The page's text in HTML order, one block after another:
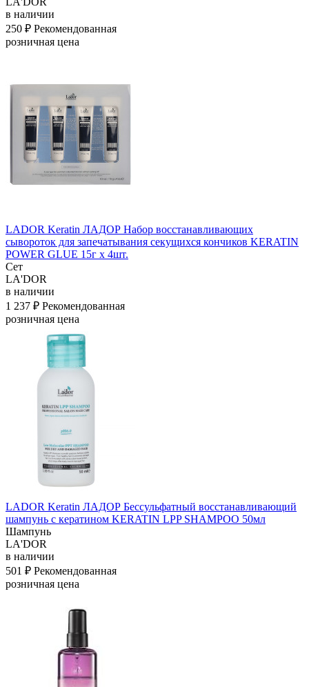
в наличии
250 ₽ Рекомендованная
розничная цена
LADOR Keratin ЛАДОР Набор восстанавливающих
сывороток для запечатывания секущихся кончиков KERATIN
POWER GLUE 15г x 4шт.
Сет
LA'DOR
в наличии
1 237 ₽ Рекомендованная
розничная цена
LADOR Keratin ЛАДОР Бессульфатный восстанавливающий
шампунь с кератином KERATIN LPP SHAMPOO 50мл
Шампунь
LA'DOR
в наличии
501 ₽ Рекомендованная
розничная цена